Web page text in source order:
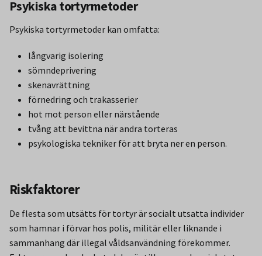
Psykiska tortyrmetoder
Psykiska tortyrmetoder kan omfatta:
långvarig isolering
sömndeprivering
skenavrättning
förnedring och trakasserier
hot mot person eller närstående
tvång att bevittna när andra torteras
psykologiska tekniker för att bryta ner en person.
Riskfaktorer
De flesta som utsätts för tortyr är socialt utsatta individer
som hamnar i förvar hos polis, militär eller liknande i
sammanhang där illegal våldsanvändning förekommer.